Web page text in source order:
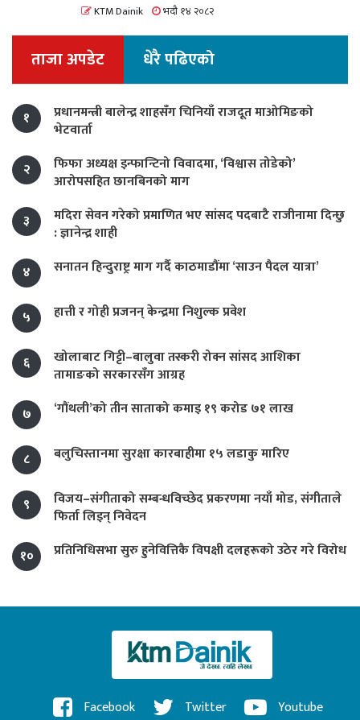
KTM Dainik भदौ १४ २०८२
ताजा अपडेट धेरै पढिएको
१
प्रधानमन्त्री बालेन्द्र शाहसँग चिनियाँ राजदूत माओमिङको
भेटवार्ता
२
फिफा अध्यक्ष इन्फान्टिनो विवादमा, ‘विश्वास तोडेको’
आरोपसहित छानबिनको माग
३
मदिरा सेवन गरेको प्रमाणित भए सांसद पदबाटै राजीनामा दिन्छु
: ज्ञानेन्द्र शाही
४
सनातन हिन्दुराष्ट्र माग गर्दै काठमाडौंमा ‘साउन पैदल यात्रा’
५ हात्ती र गोही प्रजनन् केन्द्रमा निशुल्क प्रवेश
६
खोलाबाट गिट्टी–बालुवा तस्करी रोक्न सांसद आशिका
तामाङको सरकारसँग आग्रह
७
‘गौंथली’को तीन साताको कमाइ १९ करोड ७१ लाख
८ बलुचिस्तानमा सुरक्षा कारबाहीमा १५ लडाकु मारिए
९
विजय–संगीताको सम्बन्धविच्छेद प्रकरणमा नयाँ मोड, संगीता‍ले
फिर्ता लिइन् निवेदन
१०
प्रतिनिधिसभा सुरु हुनेवित्तिकै विपक्षी दलहरूको उठेर गरे विरोध
Facebook Twitter Youtube